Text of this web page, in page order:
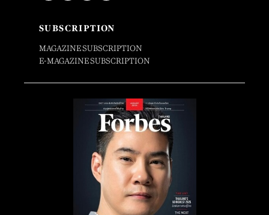
SUBSCRIPTION
MAGAZINE SUBSCRIPTION
E-MAGAZINE SUBSCRIPTION